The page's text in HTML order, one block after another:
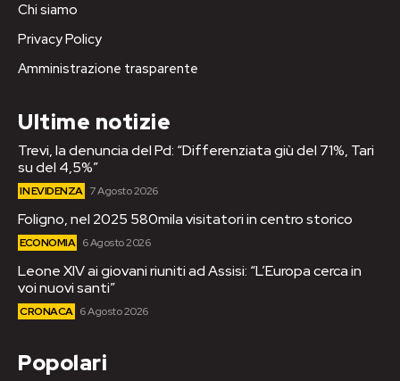
Chi siamo
Privacy Policy
Amministrazione trasparente
Ultime notizie
Trevi, la denuncia del Pd: “Differenziata giù del 71%, Tari
su del 4,5%”
IN EVIDENZA 7 Agosto 2026
Foligno, nel 2025 580mila visitatori in centro storico
ECONOMIA 6 Agosto 2026
Leone XIV ai giovani riuniti ad Assisi: “L’Europa cerca in
voi nuovi santi”
CRONACA 6 Agosto 2026
Popolari